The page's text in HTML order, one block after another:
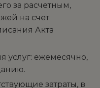
за расчетным,
на счет
Акта
услуг: ежемесячно,
затраты, в